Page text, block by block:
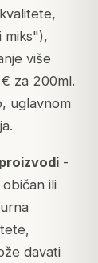
miks"),
više
za 200ml.
uglavnom
-
ili
davati